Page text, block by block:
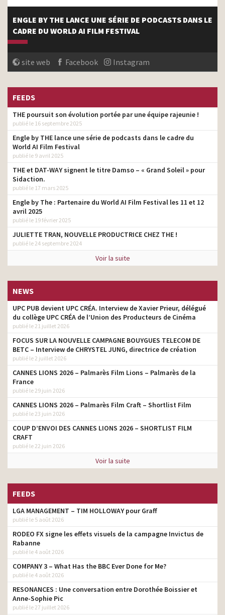
ENGLE BY THE LANCE UNE SÉRIE DE PODCASTS DANS LE
CADRE DU WORLD AI FILM FESTIVAL
site web Facebook Instagram
FEEDS
THE poursuit son évolution portée par une équipe rajeunie !
publié le 16 septembre 2025
Engle by THE lance une série de podcasts dans le cadre du
World AI Film Festival
publié le 9 avril 2025
THE et DAT-WAY signent le titre Damso – « Grand Soleil » pour
Sidaction.
publié le 17 mars 2025
Engle by The : Partenaire du World AI Film Festival les 11 et 12
avril 2025
publié le 19 février 2025
JULIETTE TRAN, NOUVELLE PRODUCTRICE CHEZ THE !
publié le 24 septembre 2024
Voir la suite
NEWS
UPC PUB devient UPC CRÉA. Interview de Xavier Prieur, délégué
du collège UPC CRÉA de l’Union des Producteurs de Cinéma
publié le 21 juillet 2026
FOCUS SUR LA NOUVELLE CAMPAGNE BOUYGUES TELECOM DE
BETC – Interview de CHRYSTEL JUNG, directrice de création
publié le 2 juillet 2026
CANNES LIONS 2026 – Palmarès Film Lions – Palmarès de la
France
publié le 29 juin 2026
CANNES LIONS 2026 – Palmarès Film Craft – Shortlist Film
publié le 23 juin 2026
COUP D’ENVOI DES CANNES LIONS 2026 – SHORTLIST FILM
CRAFT
publié le 22 juin 2026
Voir la suite
FEEDS
LGA MANAGEMENT – TIM HOLLOWAY pour Graff
publié le 5 août 2026
RODEO FX signe les effets visuels de la campagne Invictus de
Rabanne
publié le 4 août 2026
COMPANY 3 – What Has the BBC Ever Done for Me?
publié le 4 août 2026
RESONANCES : Une conversation entre Dorothée Boissier et
Anne-Sophie Pic
publié le 27 juillet 2026